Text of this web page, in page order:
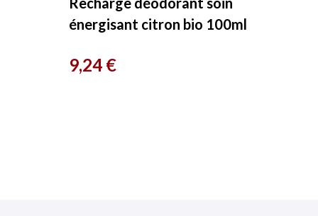
énergisant citron bio 100ml
Prix
9,24 €